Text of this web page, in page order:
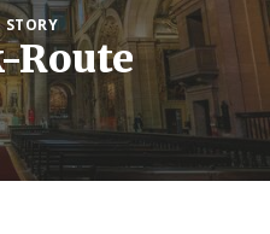
Route